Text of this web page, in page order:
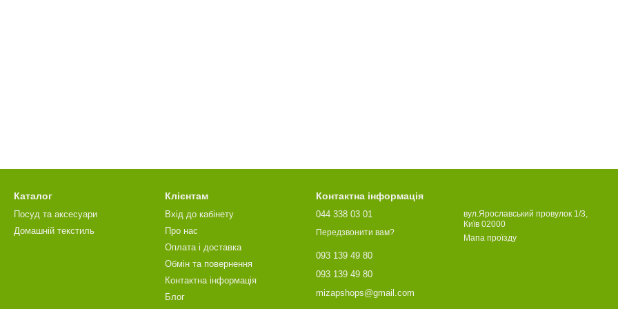
Каталог
Посуд та аксесуари
Домашній текстиль
Клієнтам
Вхід до кабінету
Про нас
Оплата і доставка
Обмін та повернення
Контактна інформація
Блог
Контактна інформація
044 338 03 01
Передзвонити вам?
093 139 49 80
093 139 49 80
mizapshops@gmail.com
вул.Ярославський провулок 1/3,
Київ 02000
Мапа проїзду